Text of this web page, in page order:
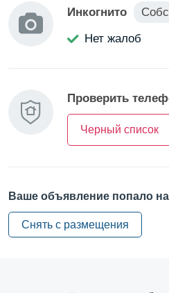
выезда на ЗСД и КАД, 30
Удобная логистика для
Площадь помещения: 49,5 м²
помещение 34 м², санузел 5,2
потолков — 5,67 м, идеально
Материал стен и перекрытий
железобетон.
Инкогнито
Нет жалоб
Проверить
Черный список
Ваше объявление попало
Снять с размещения